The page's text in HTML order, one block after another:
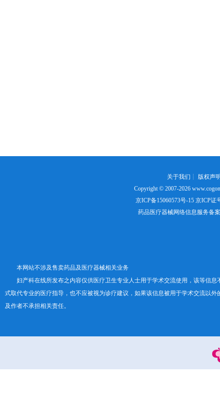
关于我们 ┊ 版权声
Copyright © 2007-2026
京ICP备15060573号-15京ICP证
药品医疗器械网络信息服务备
本网站不涉及售卖药品及医疗器械相关业务
妇产科在线所发布之内容仅供医疗卫生专业人士用于学术交流使用，该等信息
式取代专业的医疗指导，也不应被视为诊疗建议，如果该信息被用于学术交流以外
及作者不承担相关责任。